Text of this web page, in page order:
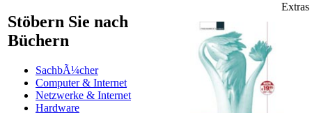
Stöbern Sie nach
Büchern
SachbÃ¼cher
Computer & Internet
Netzwerke & Internet
Hardware
Extras